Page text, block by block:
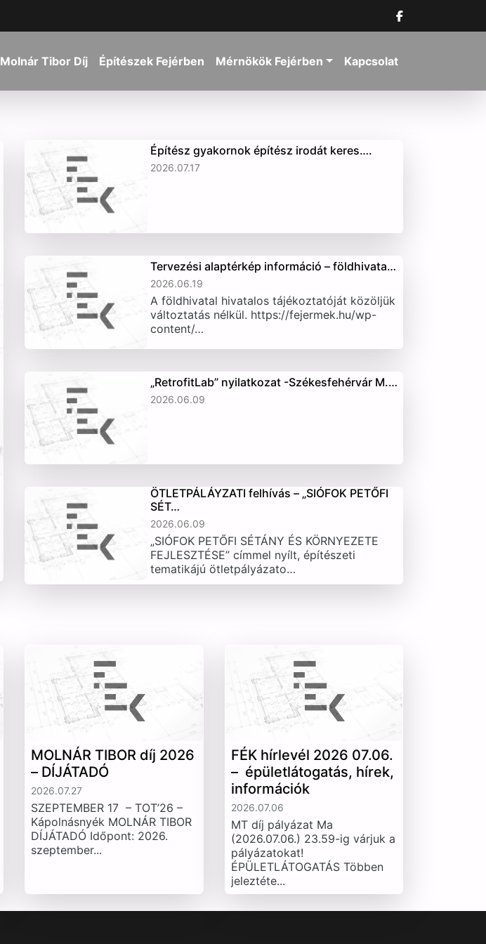
Molnár Tibor Díj Építészek Fejérben Mérnökök Fejérben Kapcsolat
Építész gyakornok építész irodát keres….
2026.07.17
Tervezési alaptérkép információ – földhivata…
2026.06.19
A földhivatal hivatalos tájékoztatóját közöljük
változtatás nélkül. https://fejermek.hu/wp-
content/…
„RetrofitLab” nyilatkozat -Székesfehérvár M.…
2026.06.09
ÖTLETPÁLÁYZATI felhívás – „SIÓFOK PETŐFI
SÉT…
2026.06.09
„SIÓFOK PETŐFI SÉTÁNY ÉS KÖRNYEZETE
FEJLESZTÉSE” címmel nyílt, építészeti
tematikájú ötletpályázato…
MOLNÁR TIBOR díj 2026
– DÍJÁTADÓ
2026.07.27
SZEPTEMBER 17 – TOT’26 –
Kápolnásnyék MOLNÁR TIBOR
DÍJÁTADÓ Időpont: 2026.
szeptember...
FÉK hírlevél 2026 07.06.
– épületlátogatás, hírek,
információk
2026.07.06
MT díj pályázat Ma
(2026.07.06.) 23.59-ig várjuk a
pályázatokat!
ÉPÜLETLÁTOGATÁS Többen
jeleztéte...